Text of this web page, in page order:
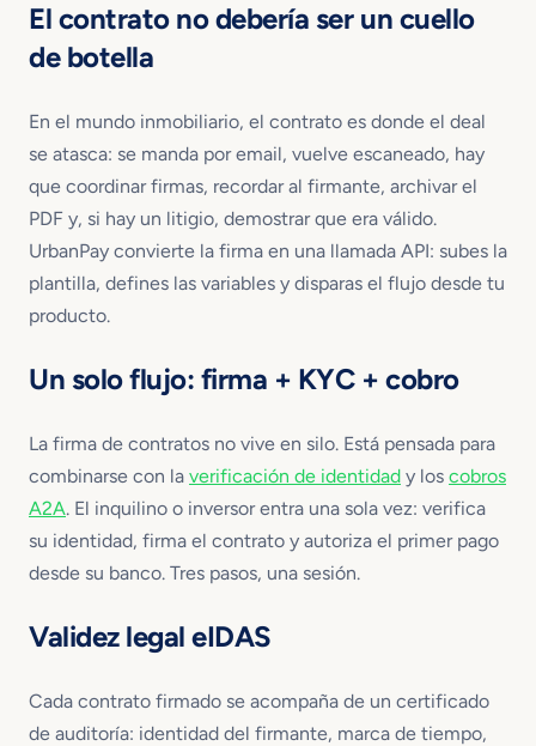
El contrato no debería ser un cuello
de botella
En el mundo inmobiliario, el contrato es donde el deal
se atasca: se manda por email, vuelve escaneado, hay
que coordinar firmas, recordar al firmante, archivar el
PDF y, si hay un litigio, demostrar que era válido.
UrbanPay convierte la firma en una llamada API: subes la
plantilla, defines las variables y disparas el flujo desde tu
producto.
Un solo flujo: firma + KYC + cobro
La firma de contratos no vive en silo. Está pensada para
combinarse con la verificación de identidad y los cobros
A2A. El inquilino o inversor entra una sola vez: verifica
su identidad, firma el contrato y autoriza el primer pago
desde su banco. Tres pasos, una sesión.
Validez legal eIDAS
Cada contrato firmado se acompaña de un certificado
de auditoría: identidad del firmante, marca de tiempo,